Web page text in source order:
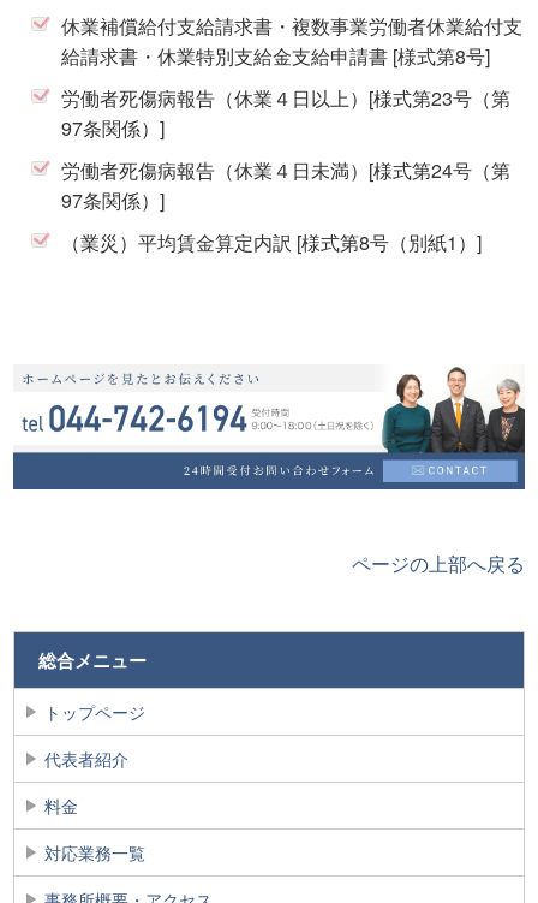
休業補償給付支給請求書・複数事業労働者休業給付支
給請求書・休業特別支給金支給申請書 [様式第8号]
労働者死傷病報告（休業４日以上）[様式第23号（第
97条関係）]
労働者死傷病報告（休業４日未満）[様式第24号（第
97条関係）]
（業災）平均賃金算定内訳 [様式第8号（別紙1）]
ページの上部へ戻る
総合メニュー
トップページ
代表者紹介
料金
対応業務一覧